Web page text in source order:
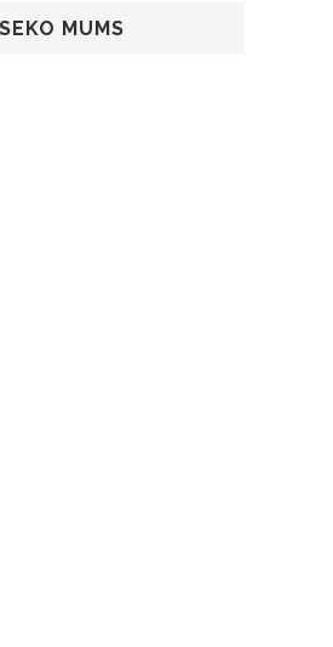
SEKO MUMS